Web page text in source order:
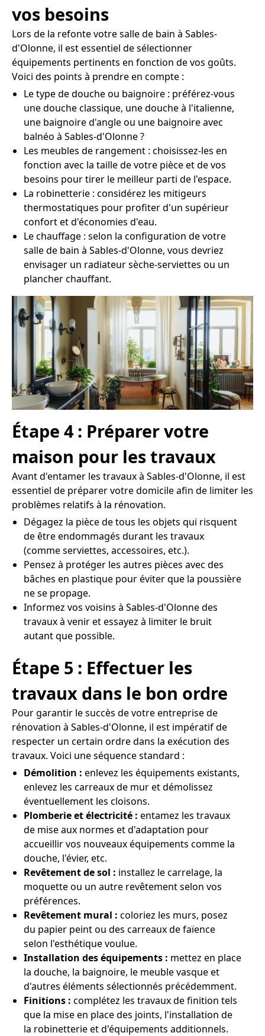
vos besoins
Lors de la refonte votre salle de bain à Sables-
d'Olonne, il est essentiel de sélectionner
équipements pertinents en fonction de vos goûts.
Voici des points à prendre en compte :
Le type de douche ou baignoire : préférez-vous
une douche classique, une douche à l'italienne,
une baignoire d'angle ou une baignoire avec
balnéo à Sables-d'Olonne ?
Les meubles de rangement : choisissez-les en
fonction avec la taille de votre pièce et de vos
besoins pour tirer le meilleur parti de l'espace.
La robinetterie : considérez les mitigeurs
thermostatiques pour profiter d'un supérieur
confort et d'économies d'eau.
Le chauffage : selon la configuration de votre
salle de bain à Sables-d'Olonne, vous devriez
envisager un radiateur sèche-serviettes ou un
plancher chauffant.
Étape 4 : Préparer votre
maison pour les travaux
Avant d'entamer les travaux à Sables-d'Olonne, il est
essentiel de préparer votre domicile afin de limiter les
problèmes relatifs à la rénovation.
Dégagez la pièce de tous les objets qui risquent
de être endommagés durant les travaux
(comme serviettes, accessoires, etc.).
Pensez à protéger les autres pièces avec des
bâches en plastique pour éviter que la poussière
ne se propage.
Informez vos voisins à Sables-d'Olonne des
travaux à venir et essayez à limiter le bruit
autant que possible.
Étape 5 : Effectuer les
travaux dans le bon ordre
Pour garantir le succès de votre entreprise de
rénovation à Sables-d'Olonne, il est impératif de
respecter un certain ordre dans la exécution des
travaux. Voici une séquence standard :
Démolition : enlevez les équipements existants,
enlevez les carreaux de mur et démolissez
éventuellement les cloisons.
Plomberie et électricité : entamez les travaux
de mise aux normes et d'adaptation pour
accueillir vos nouveaux équipements comme la
douche, l'évier, etc.
Revêtement de sol : installez le carrelage, la
moquette ou un autre revêtement selon vos
préférences.
Revêtement mural : coloriez les murs, posez
du papier peint ou des carreaux de faïence
selon l'esthétique voulue.
Installation des équipements : mettez en place
la douche, la baignoire, le meuble vasque et
d'autres éléments sélectionnés précédemment.
Finitions : complétez les travaux de finition tels
que la mise en place des joints, l'installation de
la robinetterie et d'équipements additionnels.